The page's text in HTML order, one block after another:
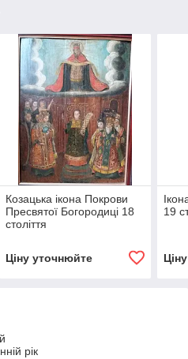
Козацька ікона Покрови
Пресвятої Богородиці 18
століття
Ціну уточнюйте
19
рік